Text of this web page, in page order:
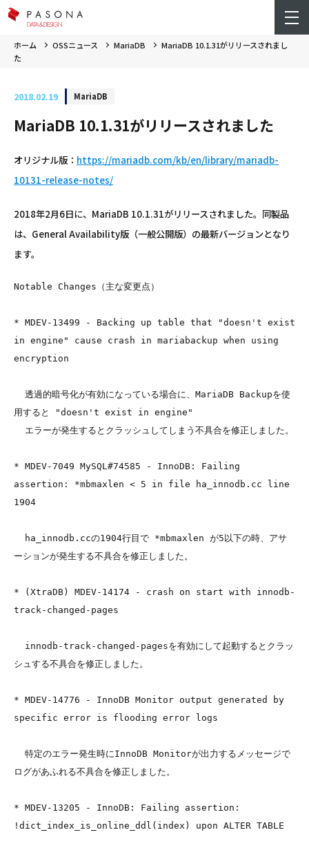
ホーム OSSニュース MariaDB
MariaDB 10.1.31がリリースされまし
た
2018.02.19 MariaDB
MariaDB 10.1.31がリリースされました
オリジナル版： https://mariadb.com/kb/en/library/mariadb-
10131-release-notes/
2018年2月6日に、MariaDB 10.1.31がリリースされました。同製品
は、General Availability版（一般公開版）の最新バージョンとなり
ます。
Notable Changes（主な変更点）
* MDEV-13499 - Backing up table that "doesn't exist
in engine" cause crash in mariabackup when using
encryption
用すると "doesn't exist in engine"
* MDEV-7049 MySQL#74585 - InnoDB: Failing
assertion: *mbmaxlen < 5 in file ha_innodb.cc line
1904
ーションが発生する不具合を修正しました。
* (XtraDB) MDEV-14174 - crash on start with innodb-
track-changed-pages
シュする不具合を修正しました。
* MDEV-14776 - InnoDB Monitor output generated by
specific error is flooding error logs
ログがあふれる不具合を修正しました。
* MDEV-13205 - InnoDB: Failing assertion:
!dict_index_is_online_ddl(index) upon ALTER TABLE